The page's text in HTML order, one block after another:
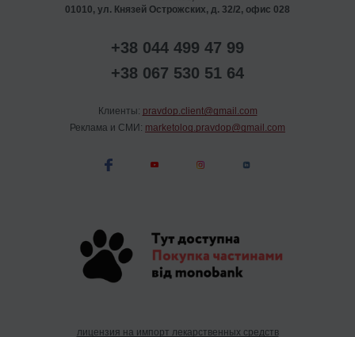
01010, ул. Князей Острожских, д. 32/2, офис 028
+38 044 499 47 99
+38 067 530 51 64
Клиенты: pravdop.client@gmail.com
Реклама и СМИ: marketolog.pravdop@gmail.com
лицензия на импорт лекарственных средств